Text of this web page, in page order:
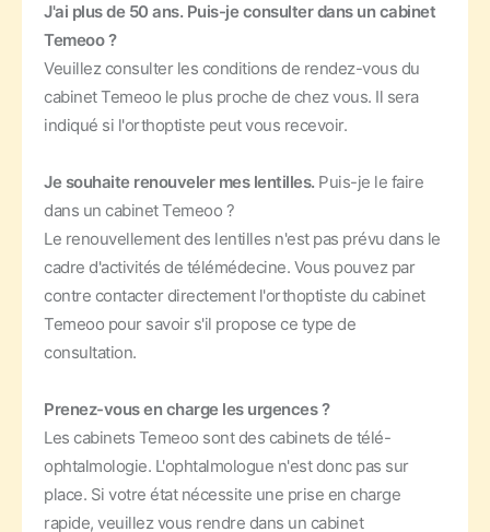
J'ai plus de 50 ans. Puis-je consulter dans un cabinet
Temeoo ?
Veuillez consulter les conditions de rendez-vous du
cabinet Temeoo le plus proche de chez vous. Il sera
indiqué si l'orthoptiste peut vous recevoir.
Je souhaite renouveler mes lentilles. Puis-je le faire
dans un cabinet Temeoo ?
Le renouvellement des lentilles n'est pas prévu dans le
cadre d'activités de télémédecine. Vous pouvez par
contre contacter directement l'orthoptiste du cabinet
Temeoo pour savoir s'il propose ce type de
consultation.
Prenez-vous en charge les urgences ?
Les cabinets Temeoo sont des cabinets de télé-
ophtalmologie. L'ophtalmologue n'est donc pas sur
place. Si votre état nécessite une prise en charge
rapide, veuillez vous rendre dans un cabinet